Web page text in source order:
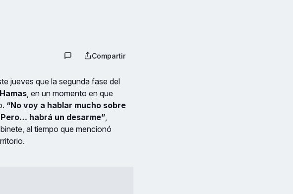
Compartir
jueves que la segunda fase del
, en un momento en que
“No voy a hablar mucho sobre
habrá un desarme”,
al tiempo que mencionó